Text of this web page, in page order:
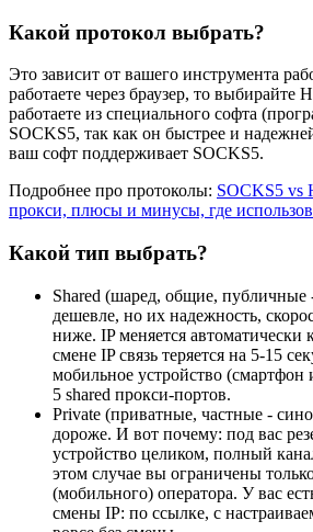
Какой протокол выбрать?
Это зависит от вашего инструмента
работаете через браузер, то выбирайте
работаете из специального софта
SOCKS5, так как он быстрее и
ваш софт поддерживает SOCKS5.
Подробнее про протоколы: SOCKS5 vs
прокси, плюсы и минусы, где
Какой тип выбрать?
Shared (шаред, общие,
дешевле, но их надежность,
ниже. IP меняется
смене IP связь теряется на 5-15
мобильное устройство (смартфон
5 shared прокси-портов.
Private (приватные, частные -
дороже. И вот почему: под вас
устройство целиком, полный
этом случае вы ограничены
(мобильного) оператора. У вас
смены IP: по ссылке, с